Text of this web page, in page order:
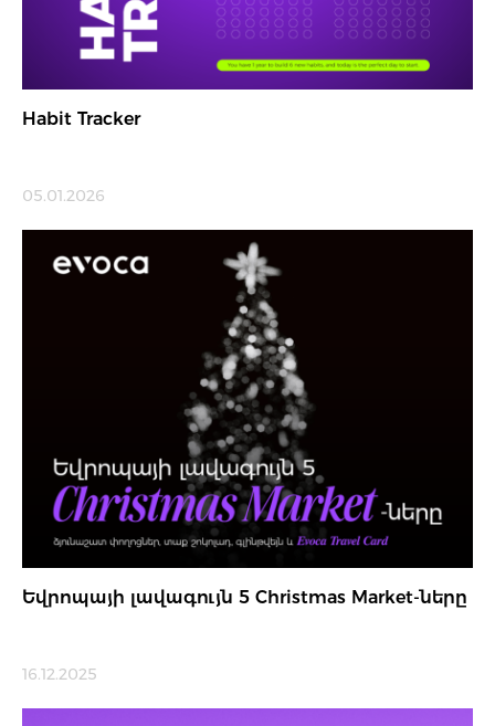
Habit Tracker
05.01.2026
Եվրոպայի լավագույն 5 Christmas Market-ները
16.12.2025